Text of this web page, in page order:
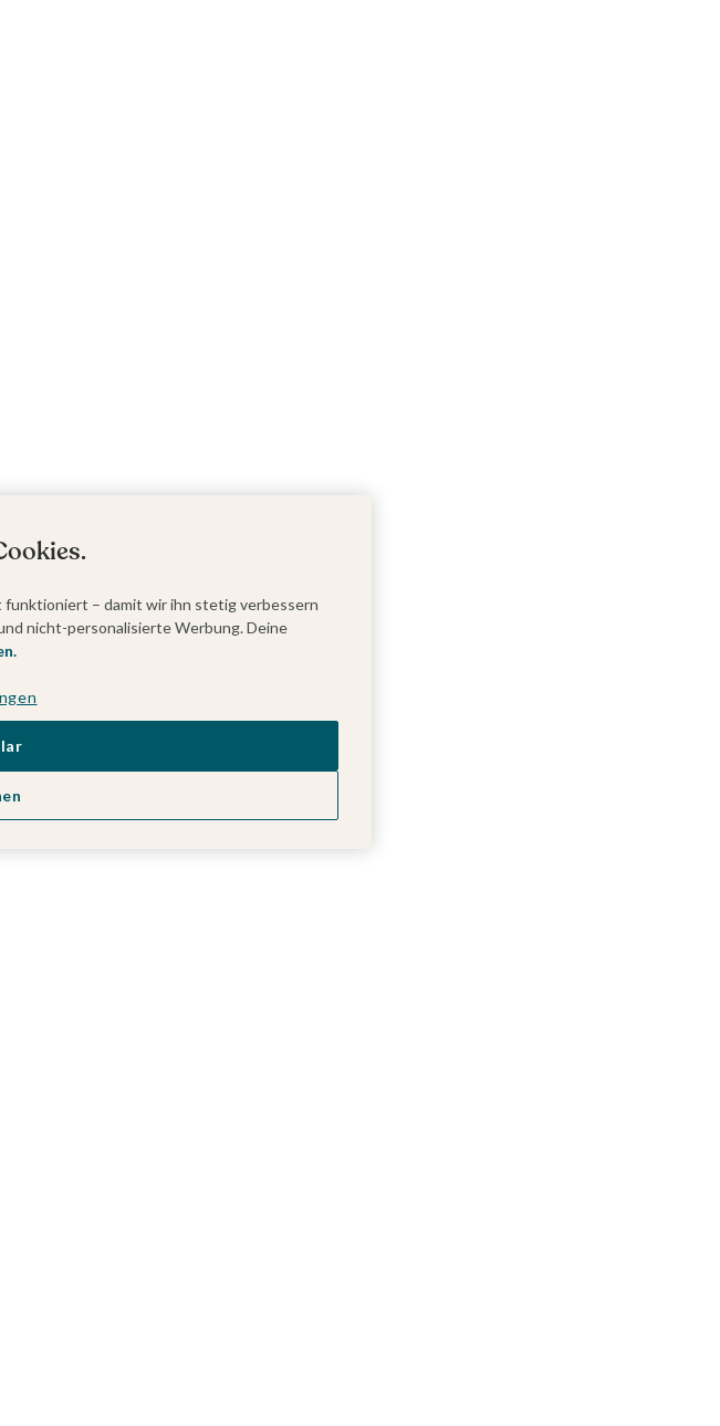
funktioniert – damit wir ihn stetig verbessern
nicht-personalisierte Werbung. Deine